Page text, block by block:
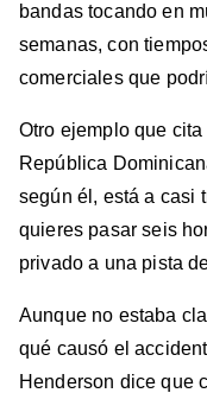
bandas tocando en
semanas, con
comerciales que
Otro ejemplo que
República
según él, está a casi
quieres pasar seis
privado a una pista
Aunque no estaba
qué causó el
Henderson dice que